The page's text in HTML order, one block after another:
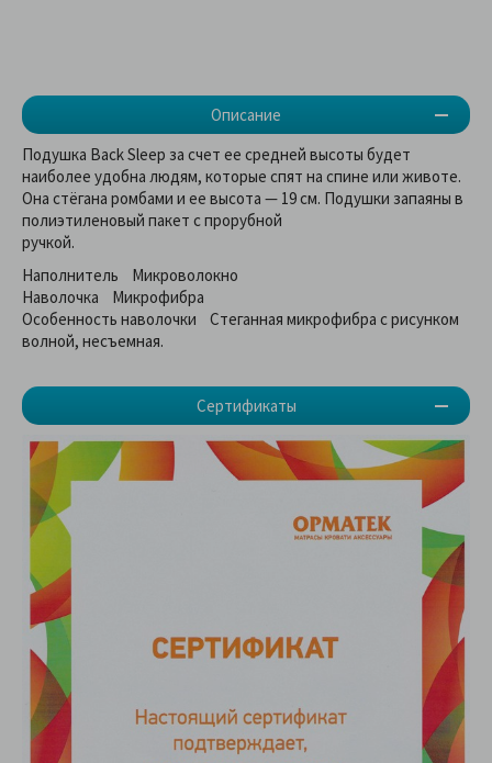
Описание
Сертификаты
Подушка Back Sleep за счет ее средней высоты будет
наиболее удобна людям, которые спят на спине или животе.
Она стёгана ромбами и ее высота — 19 см. Подушки запаяны в
полиэтиленовый пакет с прорубной
ручкой.
Наполнитель Микроволокно
Наволочка Микрофибра
Особенность наволочки Стеганная микрофибра с рисунком
волной, несъемная.